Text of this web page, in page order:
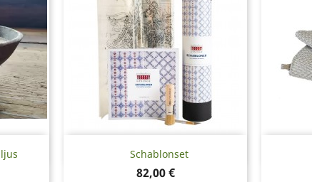
Schablonset
Pris
82,00 €
Snabbvy